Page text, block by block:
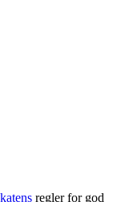
regler for god